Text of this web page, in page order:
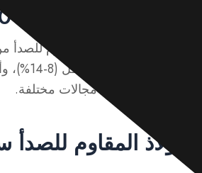
للصدأ سلسلة 300؟
الفولاذ المقاوم للصدأ من سلسلة
أساسي
على نطاق واسع في مجالات مختلفة.
المقاوم للصدأ